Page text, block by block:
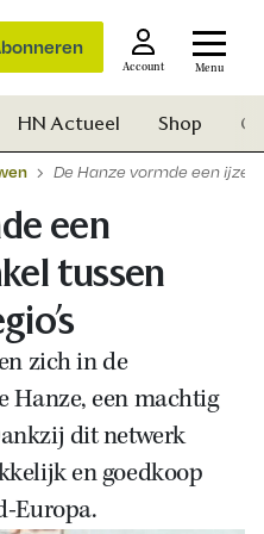
Account Menu
HN Actueel Shop
De Hanze vormde een
een
tussen
zich in de
Hanze, een machtig
dit netwerk
en goedkoop
Europa.